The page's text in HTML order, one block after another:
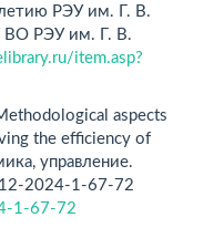
РЭУ им. Г. В.
ВО РЭУ им. Г. В.
item.asp?
aspects
the efficiency of
управление.
2024-1-67-72
1-67-72